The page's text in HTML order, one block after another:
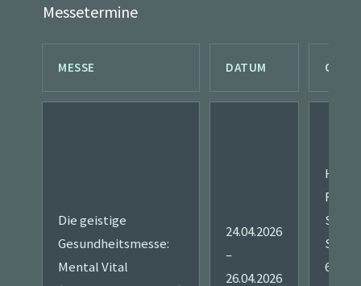
Messetermine
MESSE DATUM ORT
Die geistige
Gesundheitsmesse:
Mental Vital
24.04.2026
–
26.04.2026
Hotel
61231